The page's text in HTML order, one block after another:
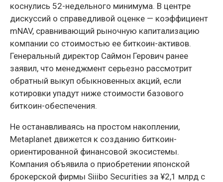
коснулись 52-недельного минимума. В центре
дискуссий о справедливой оценке — коэффициент
mNAV, сравнивающий рыночную капитализацию
компании со стоимостью ее биткоин-активов.
Генеральный директор Саймон Герович ранее
заявил, что менеджмент серьезно рассмотрит
обратный выкуп обыкновенных акций, если
котировки упадут ниже стоимости базового
биткоин-обеспечения.
Не останавливаясь на простом накоплении,
Metaplanet движется к созданию биткоин-
ориентированной финансовой экосистемы.
Компания объявила о приобретении японской
брокерской фирмы Siiibo Securities за ¥2,1 млрд с